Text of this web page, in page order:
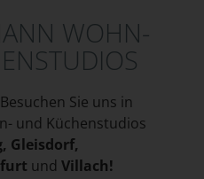
WOHN-
Sie uns in
und Küchenstudios
Gleisdorf,
und Villach!